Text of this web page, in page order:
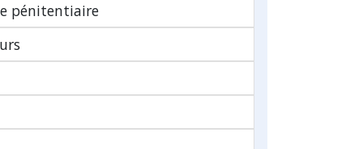
pénitentiaire